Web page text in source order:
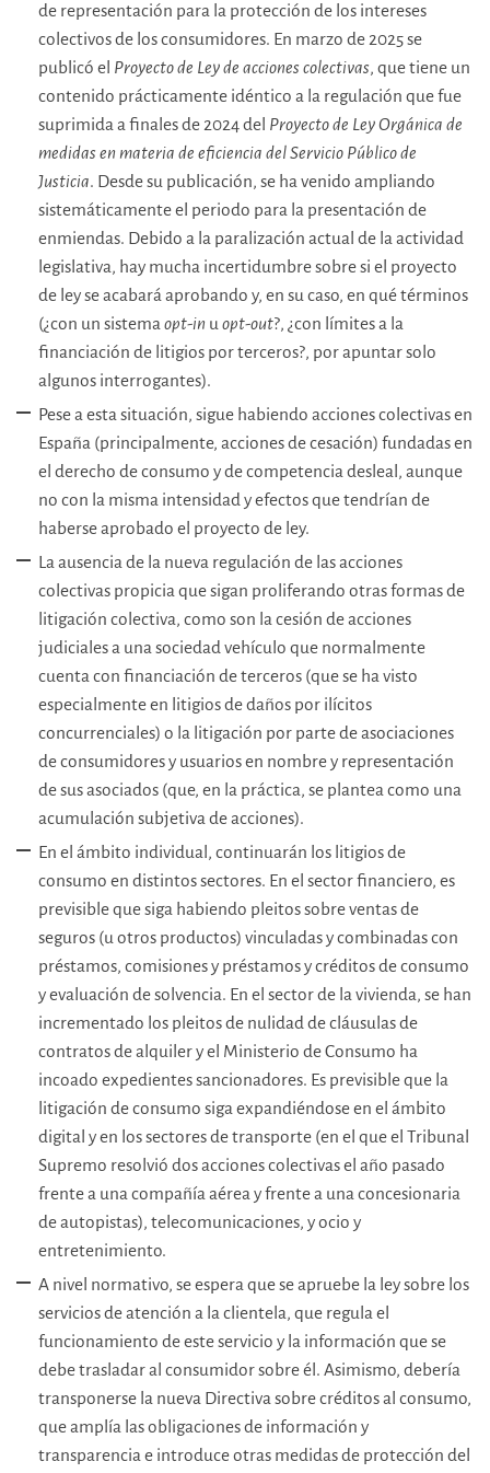
de representación para la protección de los intereses
colectivos de los consumidores. En marzo de 2025 se
publicó el Proyecto de Ley de acciones colectivas, que tiene un
contenido prácticamente idéntico a la regulación que fue
suprimida a finales de 2024 del Proyecto de Ley Orgánica de
medidas en materia de eficiencia del Servicio Público de
Justicia. Desde su publicación, se ha venido ampliando
sistemáticamente el periodo para la presentación de
enmiendas. Debido a la paralización actual de la actividad
legislativa, hay mucha incertidumbre sobre si el proyecto
de ley se acabará aprobando y, en su caso, en qué términos
(¿con un sistema opt-in u opt-out?, ¿con límites a la
financiación de litigios por terceros?, por apuntar solo
algunos interrogantes).
Pese a esta situación, sigue habiendo acciones colectivas en
España (principalmente, acciones de cesación) fundadas en
el derecho de consumo y de competencia desleal, aunque
no con la misma intensidad y efectos que tendrían de
haberse aprobado el proyecto de ley.
La ausencia de la nueva regulación de las acciones
colectivas propicia que sigan proliferando otras formas de
litigación colectiva, como son la cesión de acciones
judiciales a una sociedad vehículo que normalmente
cuenta con financiación de terceros (que se ha visto
especialmente en litigios de daños por ilícitos
concurrenciales) o la litigación por parte de asociaciones
de consumidores y usuarios en nombre y representación
de sus asociados (que, en la práctica, se plantea como una
acumulación subjetiva de acciones).
En el ámbito individual, continuarán los litigios de
consumo en distintos sectores. En el sector financiero, es
previsible que siga habiendo pleitos sobre ventas de
seguros (u otros productos) vinculadas y combinadas con
préstamos, comisiones y préstamos y créditos de consumo
y evaluación de solvencia. En el sector de la vivienda, se han
incrementado los pleitos de nulidad de cláusulas de
contratos de alquiler y el Ministerio de Consumo ha
incoado expedientes sancionadores. Es previsible que la
litigación de consumo siga expandiéndose en el ámbito
digital y en los sectores de transporte (en el que el Tribunal
Supremo resolvió dos acciones colectivas el año pasado
frente a una compañía aérea y frente a una concesionaria
de autopistas), telecomunicaciones, y ocio y
entretenimiento.
A nivel normativo, se espera que se apruebe la ley sobre los
servicios de atención a la clientela, que regula el
funcionamiento de este servicio y la información que se
debe trasladar al consumidor sobre él. Asimismo, debería
transponerse la nueva Directiva sobre créditos al consumo,
que amplía las obligaciones de información y
transparencia e introduce otras medidas de protección del